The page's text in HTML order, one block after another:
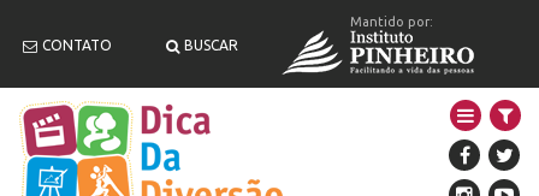
CONTATO BUSCAR
Mantido por: